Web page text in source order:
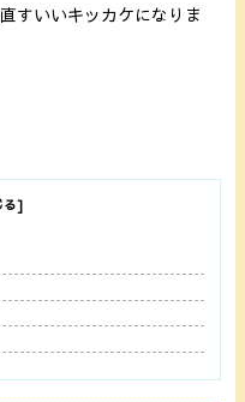
すいいキッカケになりま